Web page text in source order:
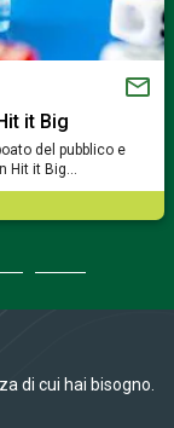
it Big
del pubblico e
Hit it Big…
di cui hai bisogno.